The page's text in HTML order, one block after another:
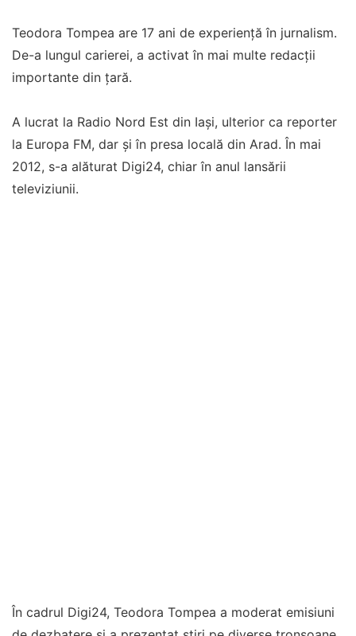
Teodora Tompea are 17 ani de experiență în jurnalism.
De-a lungul carierei, a activat în mai multe redacții
importante din țară.
A lucrat la Radio Nord Est din Iași, ulterior ca reporter
la Europa FM, dar și în presa locală din Arad. În mai
2012, s-a alăturat Digi24, chiar în anul lansării
televiziunii.
În cadrul Digi24, Teodora Tompea a moderat emisiuni